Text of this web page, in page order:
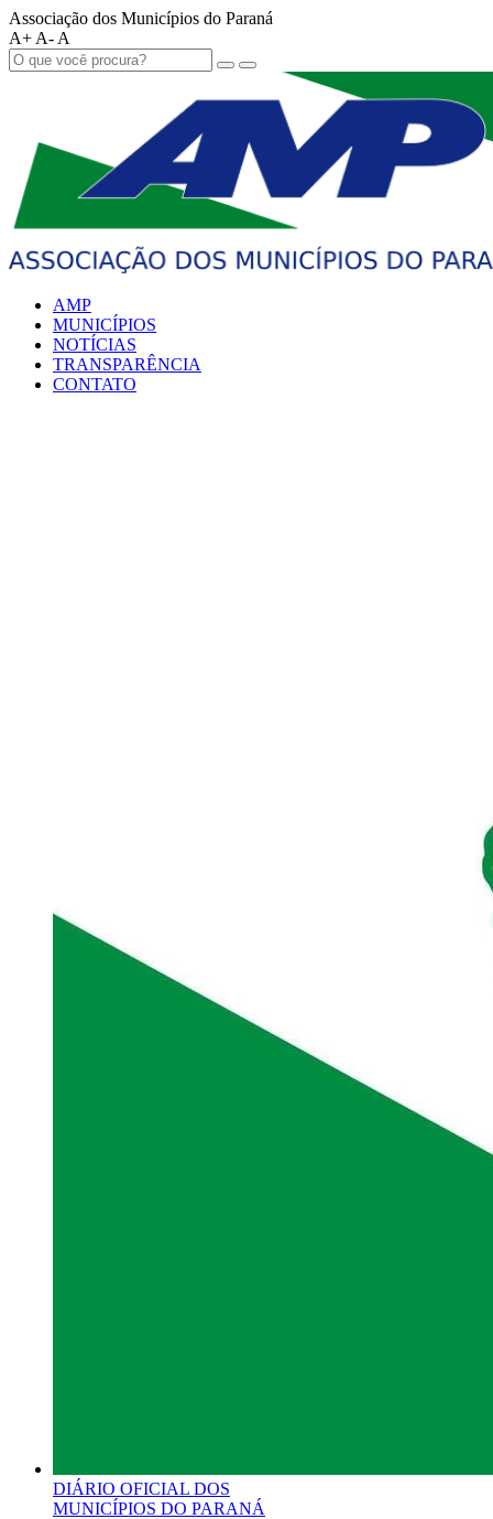
Associação dos Municípios do Paraná
A+ A- A
AMP
MUNICÍPIOS
NOTÍCIAS
TRANSPARÊNCIA
CONTATO
DIÁRIO OFICIAL DOS
MUNICÍPIOS DO PARANÁ